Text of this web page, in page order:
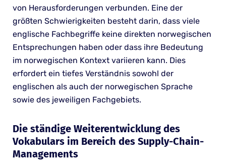
von Herausforderungen verbunden. Eine der
größten Schwierigkeiten besteht darin, dass viele
englische Fachbegriffe keine direkten norwegischen
Entsprechungen haben oder dass ihre Bedeutung
im norwegischen Kontext variieren kann. Dies
erfordert ein tiefes Verständnis sowohl der
englischen als auch der norwegischen Sprache
sowie des jeweiligen Fachgebiets.
Die ständige Weiterentwicklung des
Vokabulars im Bereich des Supply-Chain-
Managements